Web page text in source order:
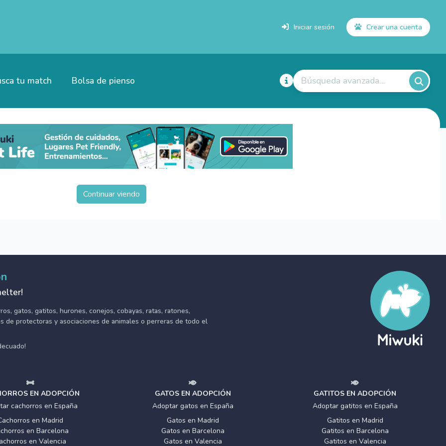
Iniciar sesión Crear una cuenta
tu match Bolsa de pienso Búsqueda avanzada...
Continuar viendo
gatos, gatitos, hurones, conejos, cobayas, ratas, ratones,
de protectoras y asociaciones de animales o perreras de todo el
EN ADOPCIÓN
cachorros en España
en Madrid
en Barcelona
en Valencia
GATOS EN ADOPCIÓN
Adoptar gatos en España
Gatos en Madrid
Gatos en Barcelona
Gatos en Valencia
GATITOS EN ADOPCIÓN
Adoptar gatitos en España
Gatitos en Madrid
Gatitos en Barcelona
Gatitos en Valencia